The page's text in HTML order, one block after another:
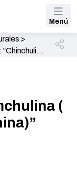
Menú
>
(